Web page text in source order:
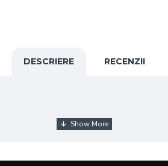
DESCRIERE RECENZII